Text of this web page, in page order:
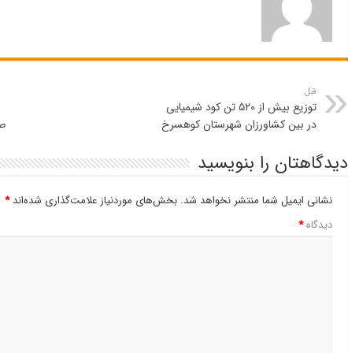
قبل
توزیع بیش از ۵۲۰ تن کود شیمیایی
در بین کشاورزان شهرستان کوهسرخ
دیدگاهتان را بنویسید
نشانی ایمیل شما منتشر نخواهد شد. بخش‌های موردنیاز علامت‌گذاری شده‌اند*
دیدگاه*